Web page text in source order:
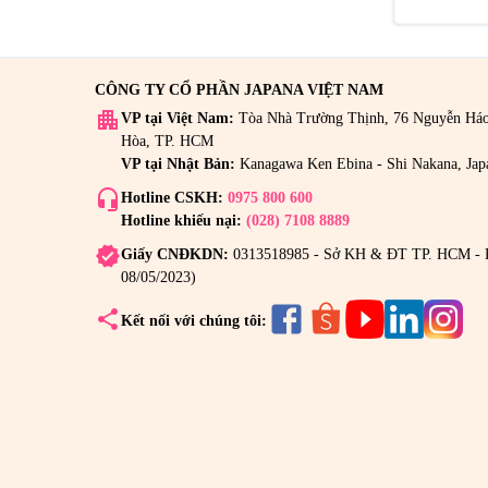
CÔNG TY CỔ PHẦN JAPANA VIỆT NAM
apartment VP tại Việt Nam: Tòa Nhà Trường Thịnh, 76 Nguyễn
Hòa, TP. HCM
VP tại Nhật Bản: Kanagawa Ken Ebina - Shi Nakana,
headset_mic Hotline CSKH: 0975 800 600
Hotline khiếu nại: (028) 7108 8889
verifiedGiấy CNĐKDN: 0313518985 - Sở KH & ĐT TP. HCM -
08/05/2023)
share Kết nối với chúng tôi: